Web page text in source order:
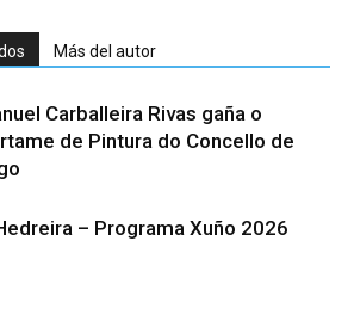
Más del autor
Carballeira Rivas gaña o
de Pintura do Concello de
– Programa Xuño 2026